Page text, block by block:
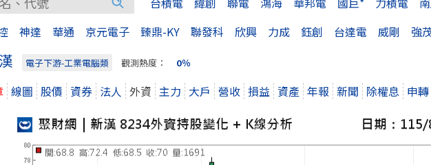
神達 華通 京元電子 臻鼎-KY 聯發科 欣興 力成 鈺創 台達電 威剛 強
電子下游-工業電腦類 觀測熱度： 0％
線圖 股價 資券 法人 外資 主力 大戶 營收 損益 資產 年報 新聞 除權息 申轉